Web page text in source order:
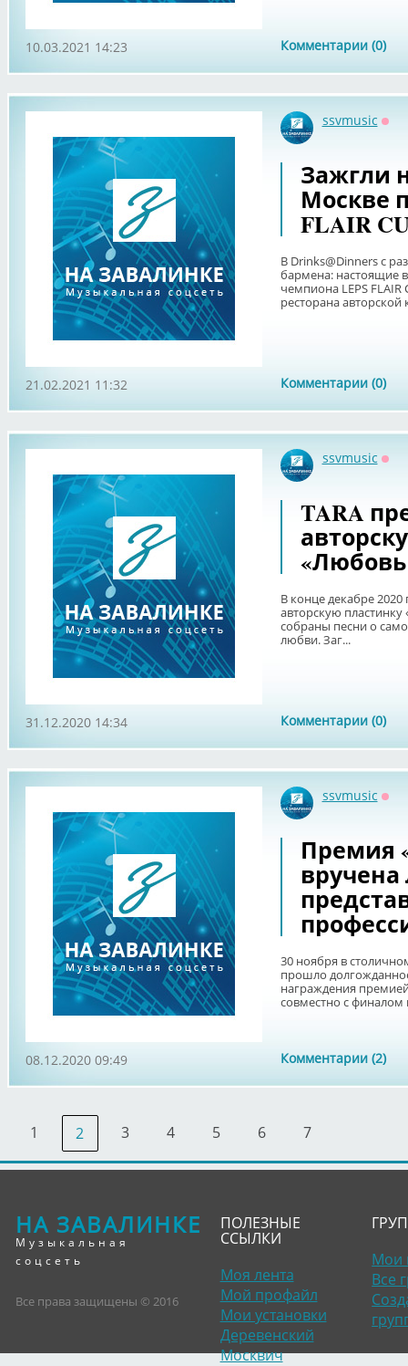
Комментарии (0)
10.03.2021 14:23
ssvmusic
Зажгли
Москве
FLAIR
В Drinks@Dinners с
бармена: настоящие
чемпиона LEPS
ресторана
Комментарии (0)
21.02.2021 11:32
ssvmusic
TARA
В конце декабре 2020
авторскую
собраны песни о
любви. Заг...
Комментарии (0)
31.12.2020 14:34
ssvmusic
Премия
30 ноября в
прошло
награждения премией
совместно с финалом
Комментарии (2)
08.12.2020 09:49
1 2 3 4 5 6 7
НА ЗАВАЛИНКЕ
Музыкальная
соцсеть
Все права защищены © 2016
ПОЛЕЗНЫЕ
ССЫЛКИ
Моя лента
Мой профайл
Мои установки
Деревенский
Москвич
Мои
Все